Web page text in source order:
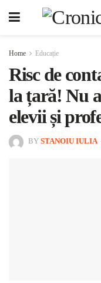
Home Educație
Risc de
la țară! Nu
elevii și
BY STANOIU IULIA